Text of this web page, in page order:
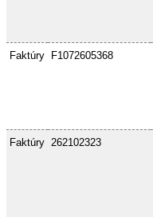
Faktúry F1072605368
Faktúry 262102323